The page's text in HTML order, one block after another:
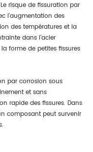
risque de fissuration par
l'augmentation des
des températures et la
dans l'acier
forme de petites fissures
par corrosion sous
et sans
rapide des fissures. Dans
composant peut survenir